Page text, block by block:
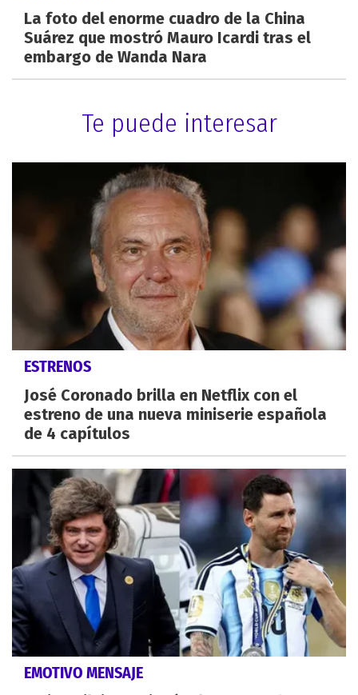
La foto del enorme cuadro de la China
Suárez que mostró Mauro Icardi tras el
embargo de Wanda Nara
Te puede interesar
ESTRENOS
José Coronado brilla en Netflix con el
estreno de una nueva miniserie española
de 4 capítulos
EMOTIVO MENSAJE